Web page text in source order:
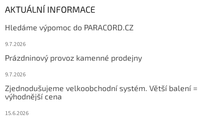
AKTUÁLNÍ INFORMACE
Hledáme výpomoc do PARACORD.CZ
9.7.2026
Prázdninový provoz kamenné prodejny
9.7.2026
Zjednodušujeme velkoobchodní systém. Větší balení =
výhodnější cena
15.6.2026